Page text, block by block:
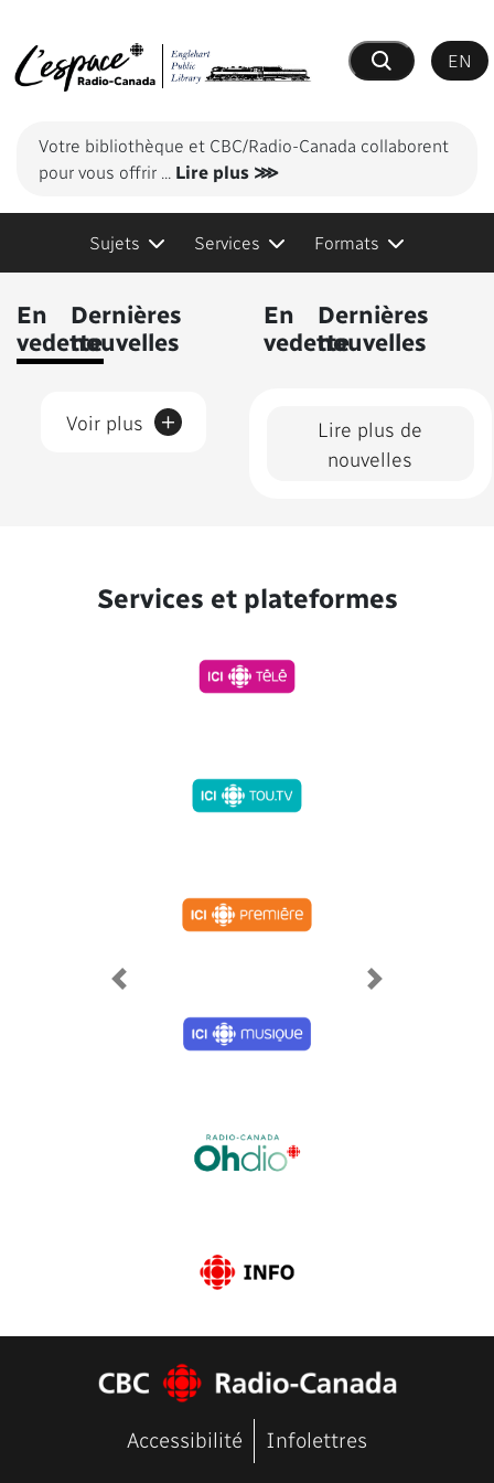
Recherche
EN
Votre bibliothèque et CBC/Radio-Canada collaborent
pour vous offrir ... Lire plus ⋙
Sujets Services Formats
En
vedette
Dernières
nouvelles
Lire plus de
nouvelles
En
vedette
Dernières
nouvelles
Voir plus +
Services et plateformes
Previous Next
Accessibilité Infolettres